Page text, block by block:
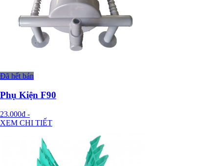
Đã hết bán
Phụ Kiện F90
23.000đ -
XEM CHI TIẾT